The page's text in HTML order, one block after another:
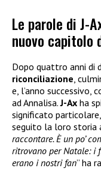
Le parole di J-
nuovo capitolo
Dopo quattro anni di
riconciliazione,
e, l’anno successivo,
ad Annalisa.J-Ax ha
significato
seguito la loro storia
raccontare. È un po’
ritrovano per Natale: i
erano i nostri fan” ha